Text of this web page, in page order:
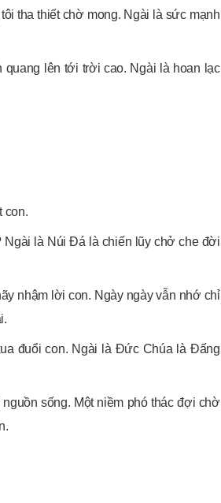
tha thiết chờ mong. Ngài là sức mạnh
lên tới trời cao. Ngài là hoan lạc
con.
là Núi Đá là chiến lũy chở che đời
nhậm lời con. Ngày ngày vẫn nhớ chỉ
đuổi con. Ngài là Đức Chúa là Đấng
sống. Một niềm phó thác đợi chờ